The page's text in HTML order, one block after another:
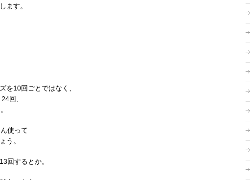
ます。
を10回ごとではなく、
回、
使って
う。
回するとか。